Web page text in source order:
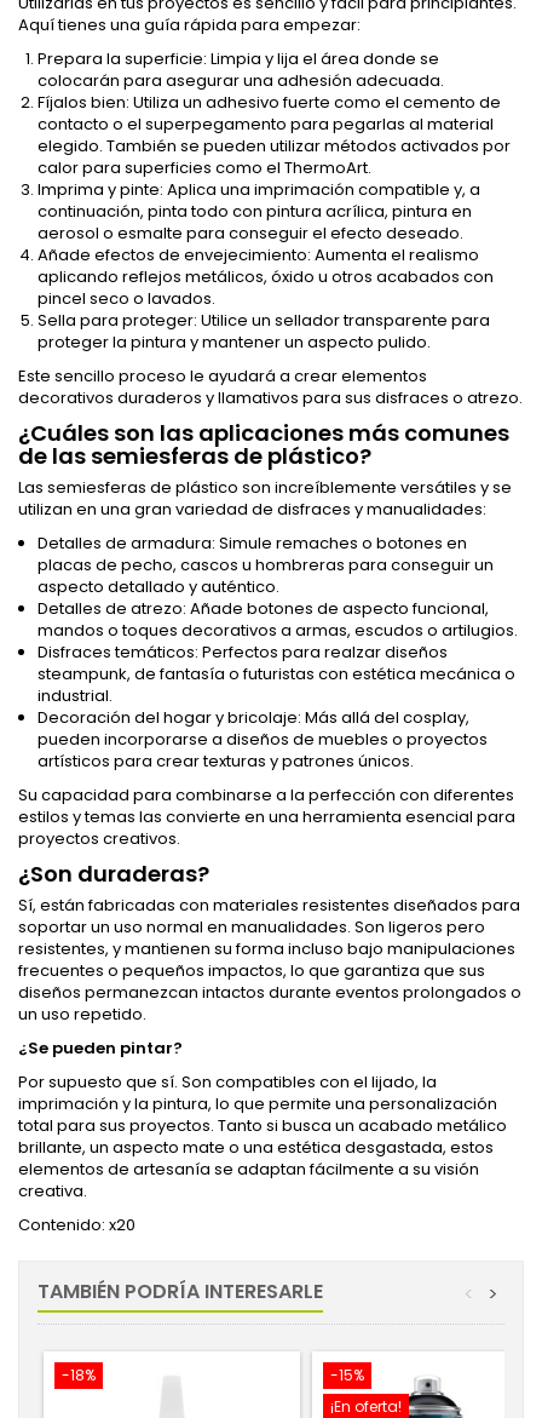
Aquí tienes una guía rápida para empezar:
Prepara la superficie: Limpia y lija el área donde se
colocarán para asegurar una adhesión adecuada.
Fíjalos bien: Utiliza un adhesivo fuerte como el cemento de
contacto o el superpegamento para pegarlas al material
elegido. También se pueden utilizar métodos activados por
calor para superficies como el ThermoArt.
Imprima y pinte: Aplica una imprimación compatible y, a
continuación, pinta todo con pintura acrílica, pintura en
aerosol o esmalte para conseguir el efecto deseado.
Añade efectos de envejecimiento: Aumenta el realismo
aplicando reflejos metálicos, óxido u otros acabados con
pincel seco o lavados.
Sella para proteger: Utilice un sellador transparente para
proteger la pintura y mantener un aspecto pulido.
Este sencillo proceso le ayudará a crear elementos
decorativos duraderos y llamativos para sus disfraces o atrezo.
¿Cuáles son las aplicaciones más comunes
de las semiesferas de plástico?
Las semiesferas de plástico son increíblemente versátiles y se
utilizan en una gran variedad de disfraces y manualidades:
Detalles de armadura: Simule remaches o botones en
placas de pecho, cascos u hombreras para conseguir un
aspecto detallado y auténtico.
Detalles de atrezo: Añade botones de aspecto funcional,
mandos o toques decorativos a armas, escudos o artilugios.
Disfraces temáticos: Perfectos para realzar diseños
steampunk, de fantasía o futuristas con estética mecánica o
industrial.
Decoración del hogar y bricolaje: Más allá del cosplay,
pueden incorporarse a diseños de muebles o proyectos
artísticos para crear texturas y patrones únicos.
Su capacidad para combinarse a la perfección con diferentes
estilos y temas las convierte en una herramienta esencial para
proyectos creativos.
¿Son duraderas?
Sí, están fabricadas con materiales resistentes diseñados para
soportar un uso normal en manualidades. Son ligeros pero
resistentes, y mantienen su forma incluso bajo manipulaciones
frecuentes o pequeños impactos, lo que garantiza que sus
diseños permanezcan intactos durante eventos prolongados o
un uso repetido.
¿Se pueden pintar?
Por supuesto que sí. Son compatibles con el lijado, la
imprimación y la pintura, lo que permite una personalización
total para sus proyectos. Tanto si busca un acabado metálico
brillante, un aspecto mate o una estética desgastada, estos
elementos de artesanía se adaptan fácilmente a su visión
creativa.
Contenido: x20
TAMBIÉN PODRÍA INTERESARLE >
<
-18%
-15%
¡En oferta!